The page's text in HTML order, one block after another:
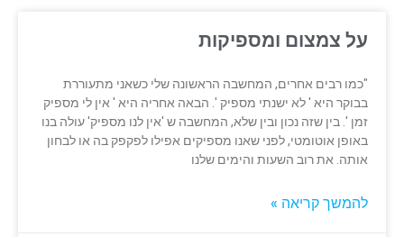
על צמצום ומספיקות
"כמו רבים אחרים, המחשבה הראשונה שלי כשאני מתעוררת
בבוקר היא ' לא ישנתי מספיק '. הבאה אחריה היא ' אין לי מספיק
זמן '. בין שזה נכון ובין שלא, המחשבה ש 'אין לנו מספיק' עולה בנו
באופן אוטומטי, לפני שאנו מספיקים אפילו לפקפק בה או לבחון
אותה. את רוב השעות והימים שלנו
להמשך קריאה »